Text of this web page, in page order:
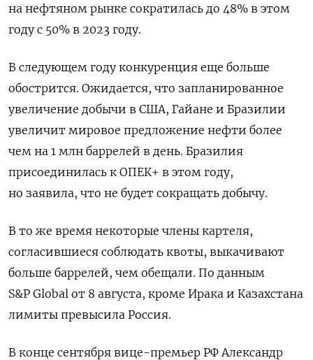
на нефтяном рынке сократилась до 48% в этом
году с 50% в 2023 году.
В следующем году конкуренция еще больше
обострится. Ожидается, что запланированное
увеличение добычи в США, Гайане и Бразилии
увеличит мировое предложение нефти более
чем на 1 млн баррелей в день. Бразилия
присоединилась к ОПЕК+ в этом году,
но заявила, что не будет сокращать добычу.
В то же время некоторые члены картеля,
согласившиеся соблюдать квоты, выкачивают
больше баррелей, чем обещали. По данным
S&P Global от 8 августа, кроме Ирака и Казахстана
лимиты превысила Россия.
В конце сентября вице-премьер РФ Александр